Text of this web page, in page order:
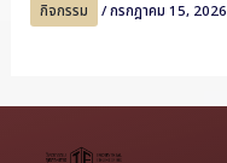
กิจกรรม /กรกฎาคม 15, 2026